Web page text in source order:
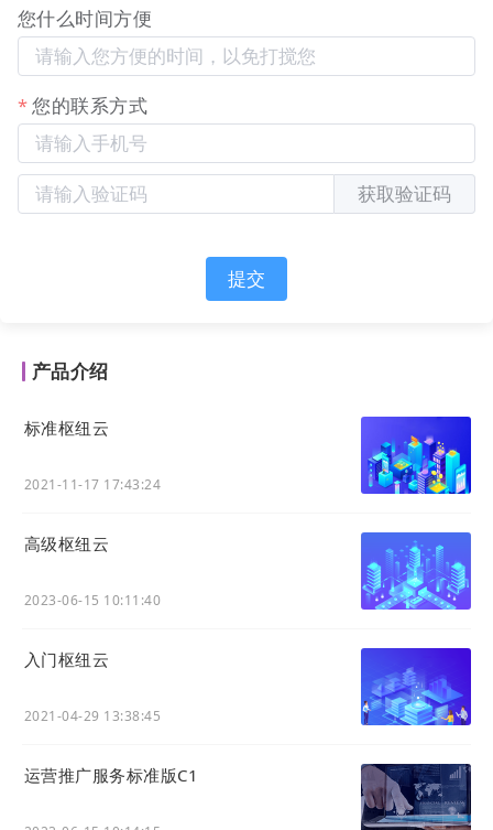
市
场
与
运
营
人
员
需要登录小程序管理企业官方
名片或查看数据。首页直通的
登录入口，大幅降低了内部员
工的使用门槛，提升了工具打
开率和使用效率。
录管理名片，协作
将登录入口从深藏的个人中心前置到首页，用户打开
小程序第一眼即可看到，登录意图到完成操作的路径
缩短了80%以上。
自动识别并列出账号下的所有关联企业，用户一键切
录退出的烦恼，管理效率大幅提升。
采用微信授权手机号的方式，既保证了登录的安全
佳实践。
对于已注册营销枢纽但未用过小程序的用户，清晰的
升工具的使用率。
您什么时间方便
您的联系方式
获取验证码
提交
产品介绍
标准枢纽云
2021-11-17 17:43:24
高级枢纽云
2023-06-15 10:11:40
入门枢纽云
2021-04-29 13:38:45
运营推广服务标准版C1